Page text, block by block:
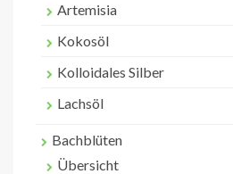
Artemisia
Kokosöl
Kolloidales Silber
Lachsöl
Bachblüten
Übersicht